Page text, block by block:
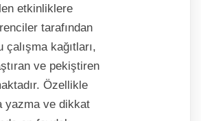
etkinliklere
tarafından
çalışma kağıtları,
ve pekiştiren
Özellikle
yazma ve dikkat